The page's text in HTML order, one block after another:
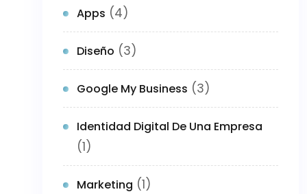
Apps (4)
Diseño (3)
Google My Business (3)
Identidad Digital De Una Empresa
(1)
Marketing (1)